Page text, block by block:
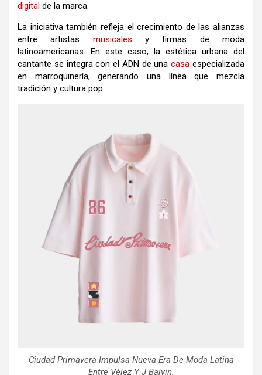
digital de la marca.
La iniciativa también refleja el crecimiento de las alianzas
entre artistas musicales y firmas de moda
latinoamericanas. En este caso, la estética urbana del
cantante se integra con el ADN de unacasa especializada
en marroquinería, generando una línea que mezcla
tradición y cultura pop.
Ciudad Primavera Impulsa Nueva Era De Moda Latina
Entre Vélez Y J Balvin.